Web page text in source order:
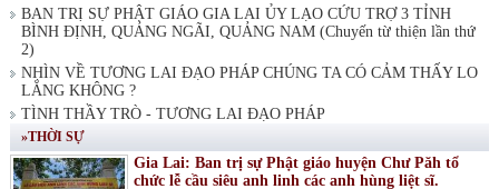
BAN TRỊ SỰ PHẬT GIÁO GIA LAI ỦY LẠO CỨU TRỢ 3 TỈNH
BÌNH ĐỊNH, QUẢNG NGÃI, QUẢNG NAM (Chuyến từ thiện lần thứ
2)
NHÌN VỀ TƯƠNG LAI ĐẠO PHÁP CHÚNG TA CÓ CẢM THẤY LO
LẮNG KHÔNG ?
TÌNH THẦY TRÒ - TƯƠNG LAI ĐẠO PHÁP
»THỜI SỰ
Gia Lai: Ban trị sự Phật giáo huyện Chư Păh tổ
chức lễ cầu siêu anh linh các anh hùng liệt sĩ.